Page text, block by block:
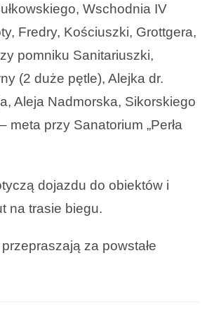
Wschodnia IV
Fredry, Kościuszki, Grottgera,
pomniku Sanitariuszki,
(2 duże pętle), Alejka dr.
Aleja Nadmorska, Sikorskiego
meta przy Sanatorium „Perła
dojazdu do obiektów i
na trasie biegu.
za powstałe